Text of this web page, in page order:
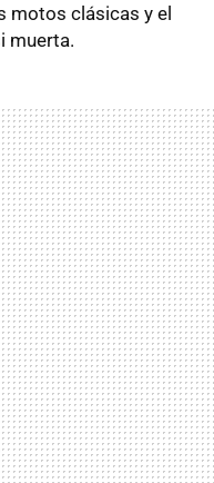
motos clásicas y el
muerta.